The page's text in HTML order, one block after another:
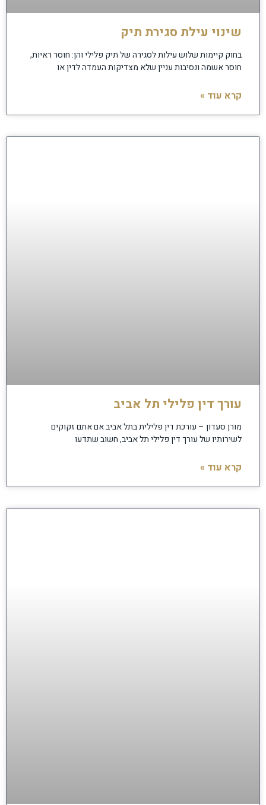
שינוי עילת סגירת תיק
בחוק קיימות שלוש עילות לסגירה של תיק פלילי והן: חוסר ראיות,
חוסר אשמה ונסיבות עניין שלא מצדיקות העמדה לדין או
קרא עוד »
עורך דין פלילי תל אביב
מורן סעדון – עורכת דין פלילית בתל אביב אם אתם זקוקים
לשירותיו של עורך דין פלילי תל אביב, חשוב שתדעו
קרא עוד »